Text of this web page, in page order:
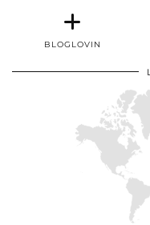
BLOGLOVIN